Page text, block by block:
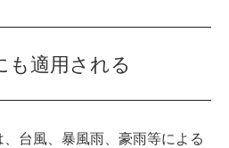
も適用される
台風、暴風雨、豪雨等による